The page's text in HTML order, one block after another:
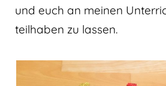
und euch an meinen
teilhaben zu lassen.